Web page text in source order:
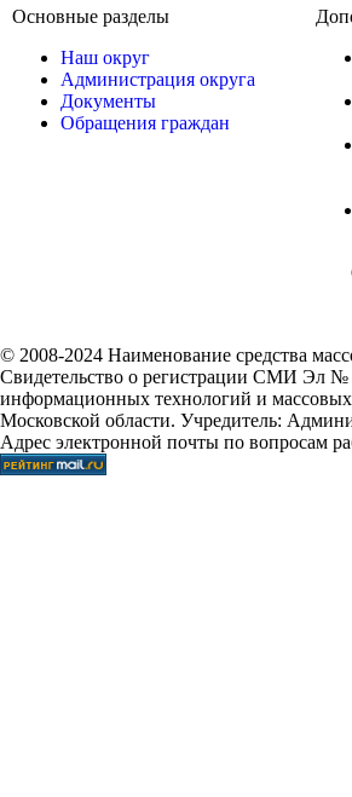
Основные разделы
Наш округ
Администрация округа
Документы
Обращения граждан
© 2008-2024 Наименование средства
Свидетельство о регистрации СМИ Эл №
информационных технологий и
Московской области. Учредитель:
Адрес электронной почты по вопросам